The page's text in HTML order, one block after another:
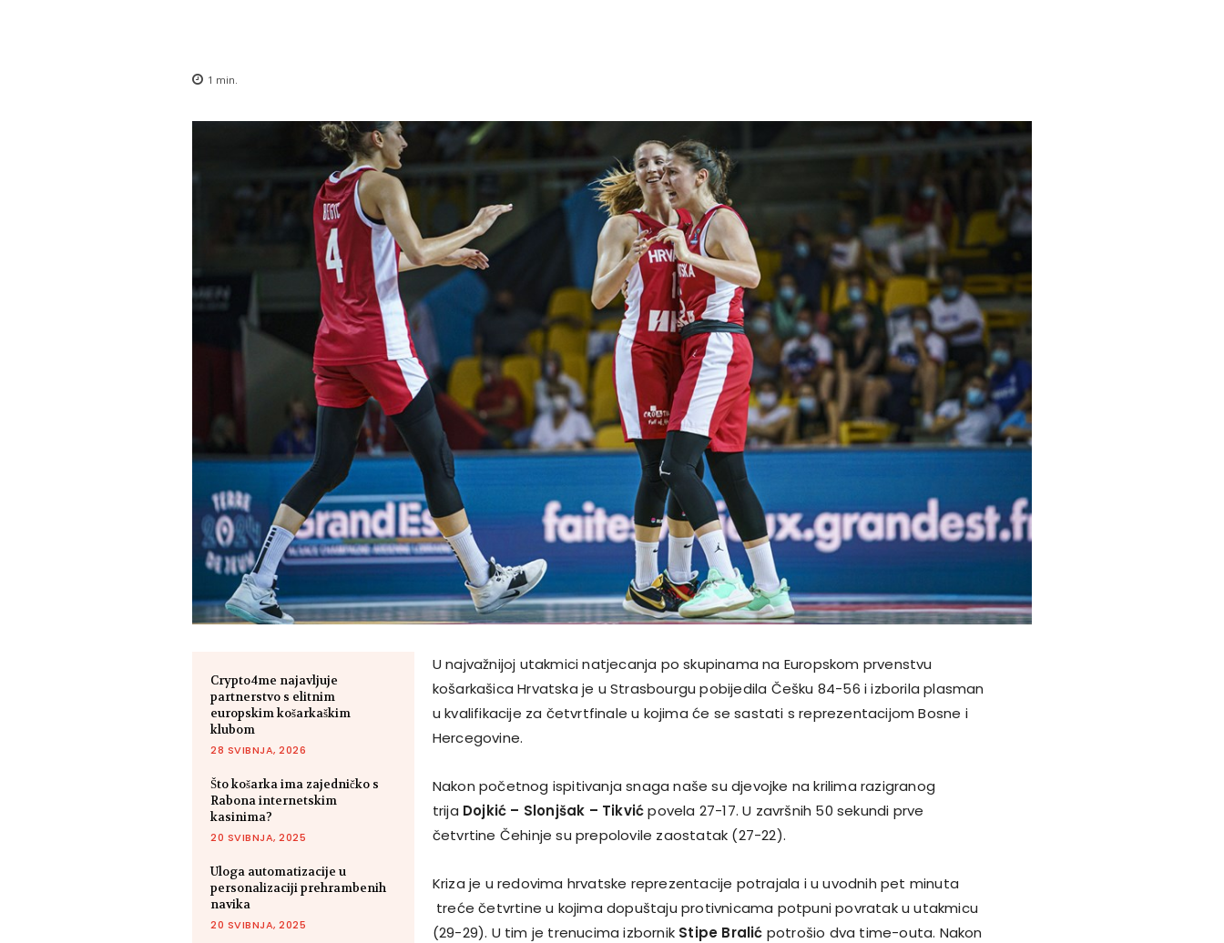
1 min.
Crypto4me najavljuje
partnerstvo s elitnim
europskim košarkaškim
klubom
28 SVIBNJA, 2026
Što košarka ima zajedničko s
Rabona internetskim
kasinima?
20 SVIBNJA, 2025
Uloga automatizacije u
personalizaciji prehrambenih
navika
20 SVIBNJA, 2025
U najvažnijoj utakmici natjecanja po skupinama na Europskom prvenstvu
košarkašica Hrvatska je u Strasbourgu pobijedila Češku 84-56 i izborila plasman
u kvalifikacije za četvrtfinale u kojima će se sastati s reprezentacijom Bosne i
Hercegovine.
Nakon početnog ispitivanja snaga naše su djevojke na krilima razigranog
trija Dojkić – Slonjšak – Tikvićpovela 27-17. U završnih 50 sekundi prve
četvrtine Čehinje su prepolovile zaostatak (27-22).
Kriza je u redovima hrvatske reprezentacije potrajala i u uvodnih pet minuta
treće četvrtine u kojima dopuštaju protivnicama potpuni povratak u utakmicu
(29-29). U tim je trenucima izbornik Stipe Bralić potrošio dva time-outa. Nakon